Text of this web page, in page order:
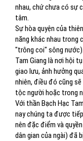
nhau, chứ chưa có sự
tâm.
Sự hòa quyện của
năng khác nhau trong
"trông coi" sông
Tam Giang là nơi hội
giao lưu, ảnh hưởng
nhiên, điều đó cũng
tộc người hoặc trong
Với thần Bạch Hạc
nay chúng ta được
nên đặc điểm và
dân gian của ngài) đã